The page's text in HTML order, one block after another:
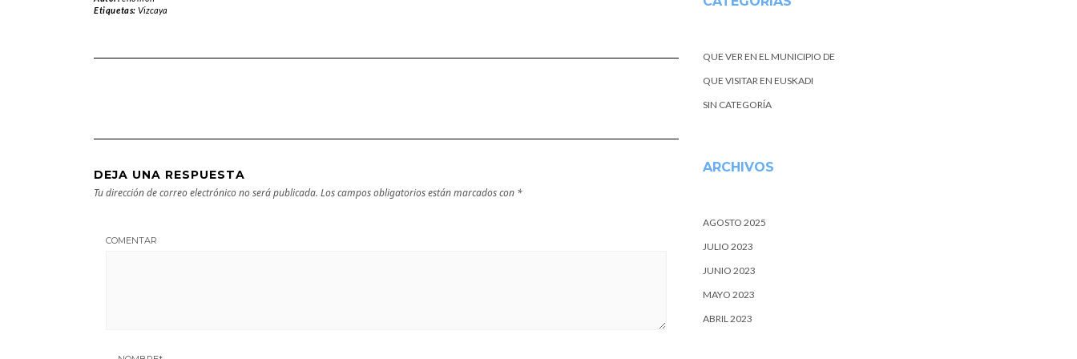
Arantzazu en
Guía turística y
próxima
Vizcaya
Etiquetas: Vizcaya
DEJA UNA RESPUESTA
Tu dirección de correo electrónico no será publicada. Los campos obligatorios están marcados con *
COMENTAR
QUE VER EN EL MUNICIPIO DE
QUE VISITAR EN EUSKADI
SIN CATEGORÍA
ARCHIVOS
AGOSTO 2025
JULIO 2023
JUNIO 2023
MAYO 2023
ABRIL 2023